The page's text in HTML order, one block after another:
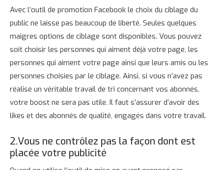
Avec l’outil de promotion Facebook le choix du ciblage du
public ne laisse pas beaucoup de liberté. Seules quelques
maigres options de ciblage sont disponibles. Vous pouvez
soit choisir les personnes qui aiment déjà votre page, les
personnes qui aiment votre page ainsi que leurs amis ou les
personnes choisies par le ciblage. Ainsi, si vous n’avez pas
réalisé un véritable travail de tri concernant vos abonnés,
votre boost ne sera pas utile. Il faut s’assurer d’avoir des
likes et des abonnés de qualité, engagés dans votre travail.
2.Vous ne contrôlez pas la façon dont est
placée votre publicité